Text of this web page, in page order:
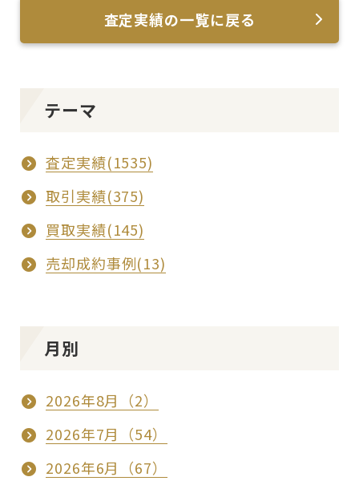
査定実績の一覧に戻る
テーマ
査定実績(1535)
取引実績(375)
買取実績(145)
売却成約事例(13)
月別
2026年8月（2）
2026年7月（54）
2026年6月（67）